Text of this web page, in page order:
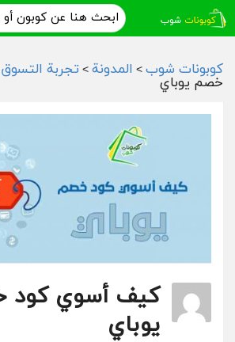
كوبونات شوب > المدونة > تجربة التسوق
خصم يوباي
كيف أسوي كود
يوباي